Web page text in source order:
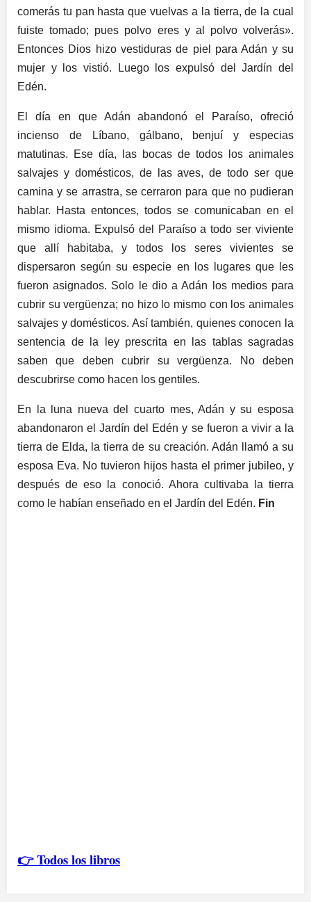
comerás tu pan hasta que vuelvas a la tierra, de la cual
fuiste tomado; pues polvo eres y al polvo volverás».
Entonces Dios hizo vestiduras de piel para Adán y su
mujer y los vistió. Luego los expulsó del Jardín del
Edén.
El día en que Adán abandonó el Paraíso, ofreció
incienso de Líbano, gálbano, benjuí y especias
matutinas. Ese día, las bocas de todos los animales
salvajes y domésticos, de las aves, de todo ser que
camina y se arrastra, se cerraron para que no pudieran
hablar. Hasta entonces, todos se comunicaban en el
mismo idioma. Expulsó del Paraíso a todo ser viviente
que allí habitaba, y todos los seres vivientes se
dispersaron según su especie en los lugares que les
fueron asignados. Solo le dio a Adán los medios para
cubrir su vergüenza; no hizo lo mismo con los animales
salvajes y domésticos. Así también, quienes conocen la
sentencia de la ley prescrita en las tablas sagradas
saben que deben cubrir su vergüenza. No deben
descubrirse como hacen los gentiles.
En la luna nueva del cuarto mes, Adán y su esposa
abandonaron el Jardín del Edén y se fueron a vivir a la
tierra de Elda, la tierra de su creación. Adán llamó a su
esposa Eva. No tuvieron hijos hasta el primer jubileo, y
después de eso la conoció. Ahora cultivaba la tierra
como le habían enseñado en el Jardín del Edén. Fin
👉 Todos los libros